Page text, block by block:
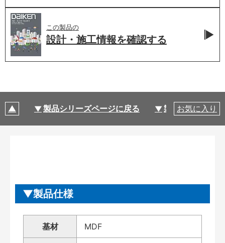
この製品の
設計・施工情報を確認する
製品シリーズページに戻る 製品仕様
お気に入り
製品仕様
基材 MDF